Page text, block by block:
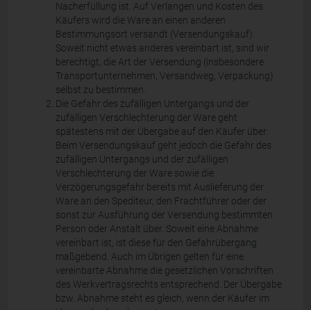
Nacherfüllung ist. Auf Verlangen und Kosten des
Käufers wird die Ware an einen anderen
Bestimmungsort versandt (Versendungskauf).
Soweit nicht etwas anderes vereinbart ist, sind wir
berechtigt, die Art der Versendung (insbesondere
Transportunternehmen, Versandweg, Verpackung)
selbst zu bestimmen.
Die Gefahr des zufälligen Untergangs und der
zufälligen Verschlechterung der Ware geht
spätestens mit der Übergabe auf den Käufer über.
Beim Versendungskauf geht jedoch die Gefahr des
zufälligen Untergangs und der zufälligen
Verschlechterung der Ware sowie die
Verzögerungsgefahr bereits mit Auslieferung der
Ware an den Spediteur, den Frachtführer oder der
sonst zur Ausführung der Versendung bestimmten
Person oder Anstalt über. Soweit eine Abnahme
vereinbart ist, ist diese für den Gefahrübergang
maßgebend. Auch im Übrigen gelten für eine
vereinbarte Abnahme die gesetzlichen Vorschriften
des Werkvertragsrechts entsprechend. Der Übergabe
bzw. Abnahme steht es gleich, wenn der Käufer im